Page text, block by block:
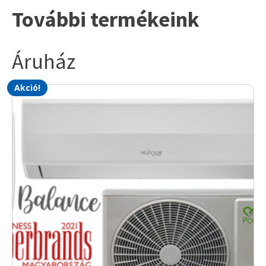
8 °C-os temperálás
Csak egy gombra van szükség. Ezen gomb
megnyomásával a készülék a memóriában
elmentett felhasználói beállításoknak
Automatikus lamellamozgatás
A lamellák a távirányító segítségével
automatikusan állíthatóak a kívánt pozícióba.
További termékeink
Áruház
Akció!